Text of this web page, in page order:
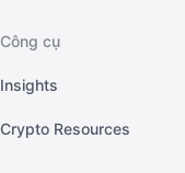
Công cụ
Insights
Crypto Resources